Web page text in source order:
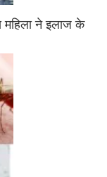
महिला ने इलाज के